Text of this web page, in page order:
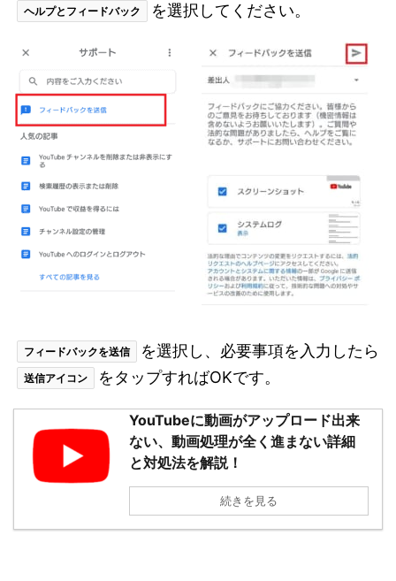
ヘルプとフィードバック を選択してください。
フィードバックを送信 を選択し、必要事項を入力したら
送信アイコン をタップすればOKです。
YouTubeに動画がアップロード出来
ない、動画処理が全く進まない詳細
と対処法を解説！
続きを見る